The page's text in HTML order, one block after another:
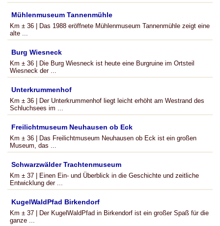
Mühlenmuseum Tannenmühle
Km ± 36 | Das 1988 eröffnete Mühlenmuseum Tannenmühle zeigt eine
alte ...
Burg Wiesneck
Km ± 36 | Die Burg Wiesneck ist heute eine Burgruine im Ortsteil
Wiesneck der ...
Unterkrummenhof
Km ± 36 | Der Unterkrummenhof liegt leicht erhöht am Westrand des
Schluchsees im ...
Freilichtmuseum Neuhausen ob Eck
Km ± 36 | Das Freilichtmuseum Neuhausen ob Eck ist ein großen
Museum, das ...
Schwarzwälder Trachtenmuseum
Km ± 37 | Einen Ein- und Überblick in die Geschichte und zeitliche
Entwicklung der ...
KugelWaldPfad Birkendorf
Km ± 37 | Der KugelWaldPfad in Birkendorf ist ein großer Spaß für die
ganze ...